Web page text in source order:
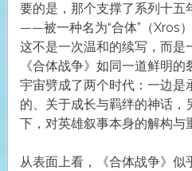
要的是，那个支撑了系列十
——被一种名为“合体”（Xros
这不是一次温和的续写，而是
《合体战争》如同一道鲜明
宇宙劈成了两个时代：一边是
的、关于成长与羁绊的神话，
下，对英雄叙事本身的解构与
从表面上看，《合体战争》似